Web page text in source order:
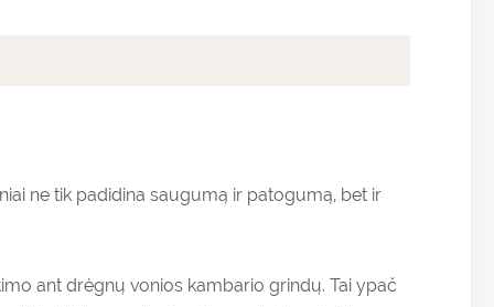
ne tik padidina saugumą ir patogumą, bet ir
ant drėgnų vonios kambario grindų. Tai ypač